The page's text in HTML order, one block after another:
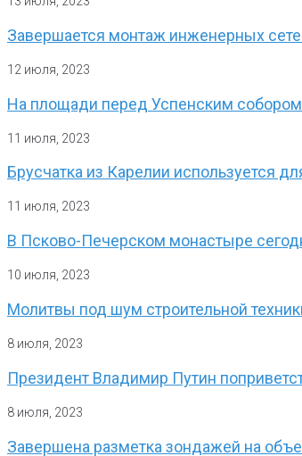
Завершается монтаж инженерных
12 июля, 2023
На площади перед Успенским
11 июля, 2023
Брусчатка из Карелии используется
11 июля, 2023
В Псково-Печерском монастыре
10 июля, 2023
Молитвы под шум строительной
8 июля, 2023
Президент Владимир Путин
8 июля, 2023
Завершена разметка зондажей на